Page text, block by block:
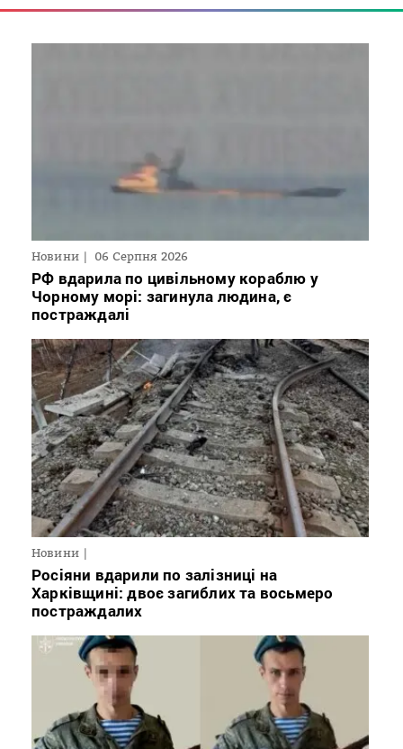
Новини 06 Серпня 2026
РФ вдарила по цивільному кораблю у
Чорному морі: загинула людина, є
постраждалі
Новини
Росіяни вдарили по залізниці на
Харківщині: двоє загиблих та восьмеро
постраждалих